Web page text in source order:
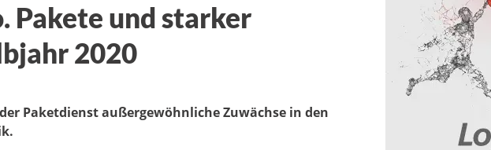
Pakete und starker
2020
Paketdienst außergewöhnliche Zuwächse in den